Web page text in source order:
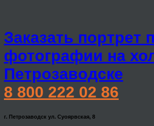
Заказать портрет
фотографии на
Петрозаводске
8 800 222 02 86
г. Петрозаводск ул. Суоярвская, 8